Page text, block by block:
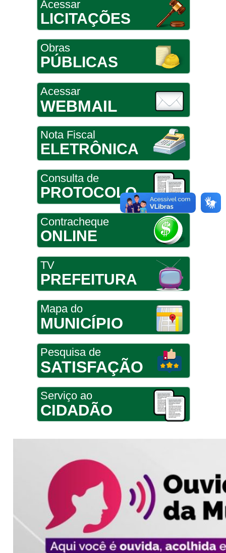
Acessar
LICITAÇÕES
Obras
PÚBLICAS
Acessar
WEBMAIL
Nota Fiscal
ELETRÔNICA
Consulta de
PROTOCOLO
Contracheque
ONLINE
TV
PREFEITURA
Mapa do
MUNICÍPIO
Pesquisa de
SATISFAÇÃO
Serviço ao
CIDADÃO